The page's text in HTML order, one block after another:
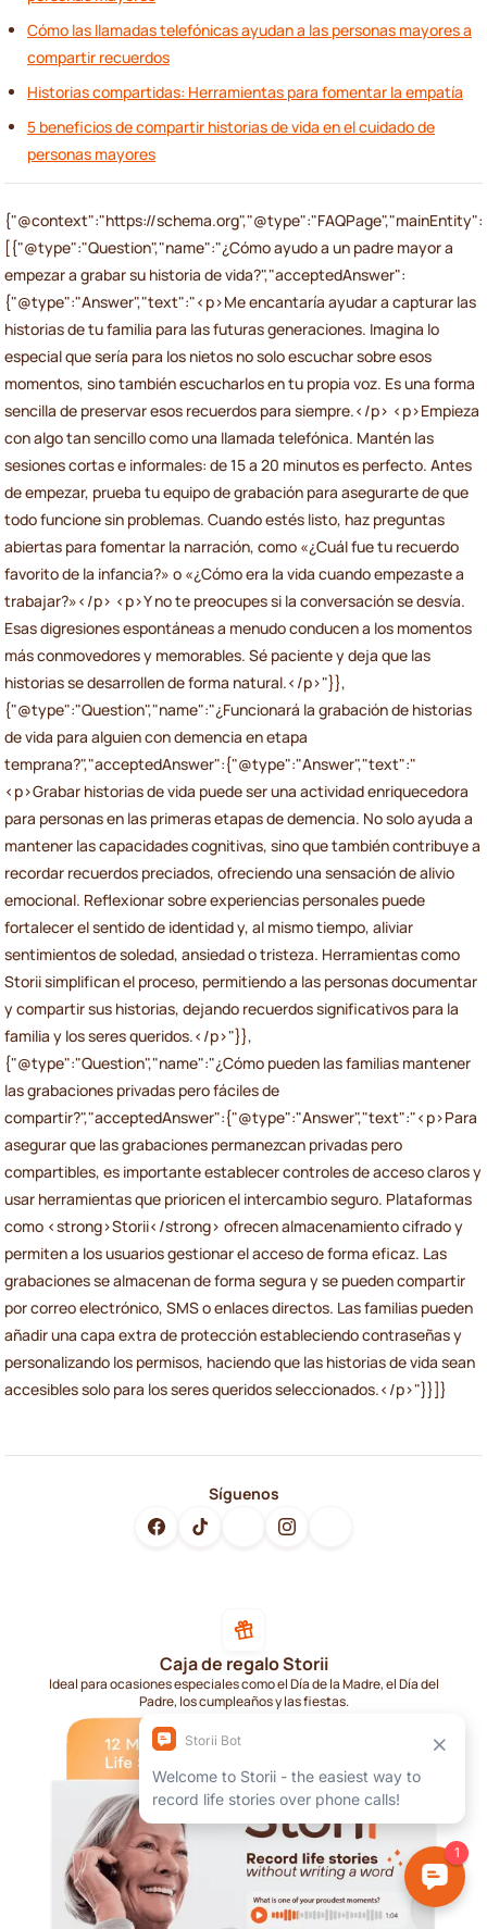
Cómo las llamadas telefónicas ayudan a las personas mayores a
compartir recuerdos
Historias compartidas: Herramientas para fomentar la empatía
5 beneficios de compartir historias de vida en el cuidado de
personas mayores
{"@context":"https://schema.org","@type":"FAQPage","mainEntity":
[{"@type":"Question","name":"¿Cómo ayudo a un padre mayor a
empezar a grabar su historia de vida?","acceptedAnswer":
{"@type":"Answer","text":"<p>Me encantaría ayudar a capturar las
historias de tu familia para las futuras generaciones. Imagina lo
especial que sería para los nietos no solo escuchar sobre esos
momentos, sino también escucharlos en tu propia voz. Es una forma
sencilla de preservar esos recuerdos para siempre.</p> <p>Empieza
con algo tan sencillo como una llamada telefónica. Mantén las
sesiones cortas e informales: de 15 a 20 minutos es perfecto. Antes
de empezar, prueba tu equipo de grabación para asegurarte de que
todo funcione sin problemas. Cuando estés listo, haz preguntas
abiertas para fomentar la narración, como «¿Cuál fue tu recuerdo
favorito de la infancia?» o «¿Cómo era la vida cuando empezaste a
trabajar?»</p> <p>Y no te preocupes si la conversación se desvía.
Esas digresiones espontáneas a menudo conducen a los momentos
más conmovedores y memorables. Sé paciente y deja que las
historias se desarrollen de forma natural.</p>"}},
{"@type":"Question","name":"¿Funcionará la grabación de historias
de vida para alguien con demencia en etapa
temprana?","acceptedAnswer":{"@type":"Answer","text":"
<p>Grabar historias de vida puede ser una actividad enriquecedora
para personas en las primeras etapas de demencia. No solo ayuda a
mantener las capacidades cognitivas, sino que también contribuye a
recordar recuerdos preciados, ofreciendo una sensación de alivio
emocional. Reflexionar sobre experiencias personales puede
fortalecer el sentido de identidad y, al mismo tiempo, aliviar
sentimientos de soledad, ansiedad o tristeza. Herramientas como
Storii simplifican el proceso, permitiendo a las personas documentar
y compartir sus historias, dejando recuerdos significativos para la
familia y los seres queridos.</p>"}},
{"@type":"Question","name":"¿Cómo pueden las familias mantener
las grabaciones privadas pero fáciles de
compartir?","acceptedAnswer":{"@type":"Answer","text":"<p>Para
asegurar que las grabaciones permanezcan privadas pero
compartibles, es importante establecer controles de acceso claros y
usar herramientas que prioricen el intercambio seguro. Plataformas
como <strong>Storii</strong> ofrecen almacenamiento cifrado y
permiten a los usuarios gestionar el acceso de forma eficaz. Las
grabaciones se almacenan de forma segura y se pueden compartir
por correo electrónico, SMS o enlaces directos. Las familias pueden
añadir una capa extra de protección estableciendo contraseñas y
personalizando los permisos, haciendo que las historias de vida sean
accesibles solo para los seres queridos seleccionados.</p>"}}]}
Síguenos
Caja de regalo Storii
Ideal para ocasiones especiales como el Día de la Madre, el Día del
Padre, los cumpleaños y las fiestas.